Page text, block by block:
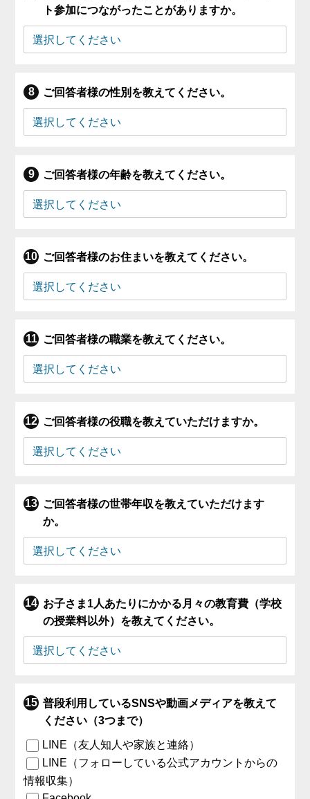
ト参加につながったことがありますか。
ご回答者様の性別を教えてください。
ご回答者様の年齢を教えてください。
ご回答者様のお住まいを教えてください。
ご回答者様の職業を教えてください。
ご回答者様の役職を教えていただけますか。
ご回答者様の世帯年収を教えていただけます
か。
お子さま1人あたりにかかる月々の教育費（学校
の授業料以外）を教えてください。
普段利用しているSNSや動画メディアを教えて
ください（3つまで）
LINE（友人知人や家族と連絡）
LINE（フォローしている公式アカウントからの
情報収集）